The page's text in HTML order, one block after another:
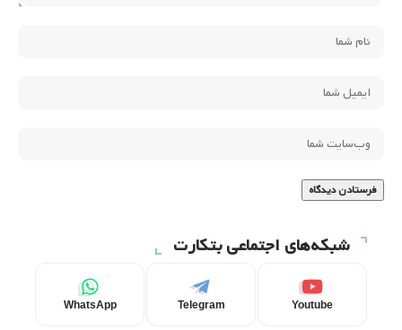
شبکه‌های اجتماعی بتکارت
Youtube
Telegram
WhatsApp